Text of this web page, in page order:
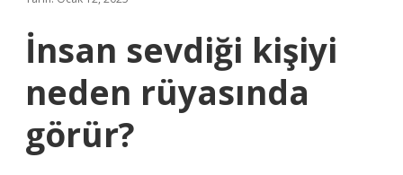
İnsan sevdiği kişiyi
neden rüyasında
görür?